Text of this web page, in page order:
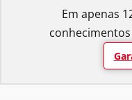
Em apenas